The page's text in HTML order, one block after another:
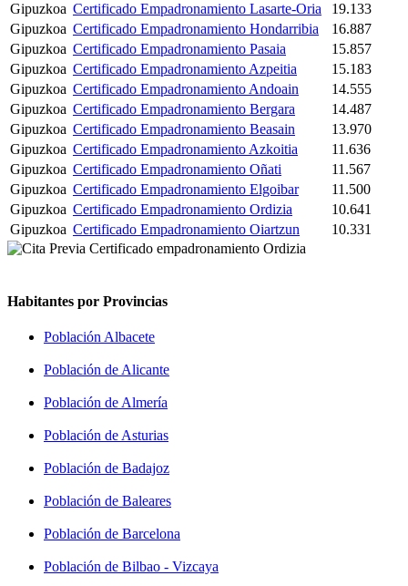
Gipuzkoa Certificado Empadronamiento Lasarte-Oria
19.133
Gipuzkoa Certificado Empadronamiento Hondarribia
16.887
Gipuzkoa Certificado Empadronamiento Pasaia
15.857
Gipuzkoa Certificado Empadronamiento Azpeitia
15.183
Gipuzkoa Certificado Empadronamiento Andoain
14.555
Gipuzkoa Certificado Empadronamiento Bergara
14.487
Gipuzkoa Certificado Empadronamiento Beasain
13.970
Gipuzkoa Certificado Empadronamiento Azkoitia
11.636
Gipuzkoa Certificado Empadronamiento Oñati
11.567
Gipuzkoa Certificado Empadronamiento Elgoibar
11.500
Gipuzkoa Certificado Empadronamiento Ordizia
10.641
Gipuzkoa Certificado Empadronamiento Oiartzun 10.331
Habitantes por Provincias
Población Albacete
Población de Alicante
Población de Almería
Población de Asturias
Población de Badajoz
Población de Baleares
Población de Barcelona
Población de Bilbao - Vizcaya